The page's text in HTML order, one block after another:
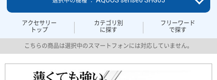
アクセサリー
トップ
カテゴリ別
に探す
フリーワード
で探す
こちらの商品は選択中のスマートフォンには対応していません。